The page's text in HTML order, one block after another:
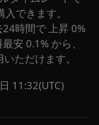
できます。
24時間で 上昇 0%
安 0.1% から、
ただけます。
11:32(UTC)